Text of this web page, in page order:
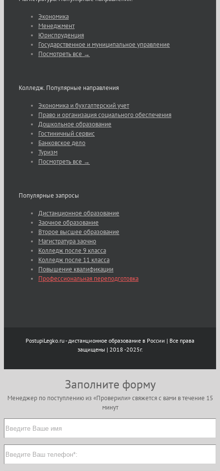
Экономика
Менеджмент
Юриспруденция
Государственное и муниципальное управление
Посмотреть все →
Колледж. Популярные направления
Экономика и бухгалтерский учет
Право и организация социального обеспечения
Дошкольное образование
Гостиничный сервис
Банковское дело
Туризм
Посмотреть все →
Популярные запросы
Дистанционное образование
Заочное образование
Второе высшее образование
Магистратура заочно
Колледж после 9 класса
Колледж после 11 класса
Повышение квалификации
Профессиональная переподготовка
PostupiLegko.ru - дистанционное образование в России | Все права
защищены | 2018 -2025г.
Заполните форму
Менеджер по поступлению из «Проверили» свяжется с вами в течение 15
минут